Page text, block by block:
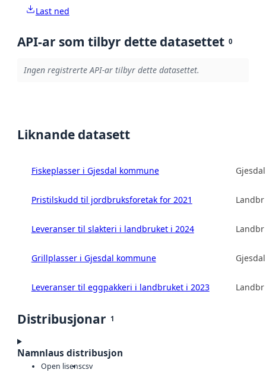
Last ned
API-ar som tilbyr dette datasettet 0
Ingen registrerte API-ar tilbyr dette datasettet.
Liknande datasett
Fiskeplasser i Gjesdal kommune
Pristilskudd til jordbruksforetak for 2021
Leveranser til slakteri i landbruket i 2024
Grillplasser i Gjesdal kommune
Leveranser til eggpakkeri i landbruket i 2023
Distribusjonar 1
Namnlaus distribusjon
Open lisenscsv